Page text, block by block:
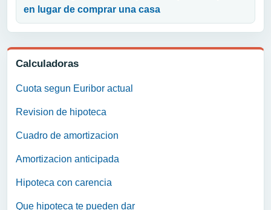
Calculadoras
Cuota segun Euribor actual
Revision de hipoteca
Cuadro de amortizacion
Amortizacion anticipada
Hipoteca con carencia
Que hipoteca te pueden dar
en lugar de comprar una casa